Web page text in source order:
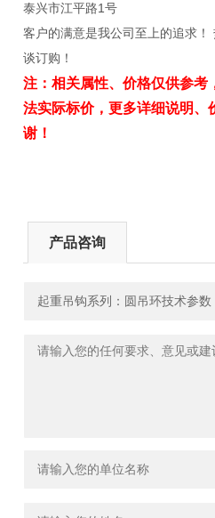
泰兴市江平路1号
客户的满意是我公司至上的追求
谈订购！
注：相关属性、价格仅供参考
法实际标价，更多详细说明、
谢！
产品咨询